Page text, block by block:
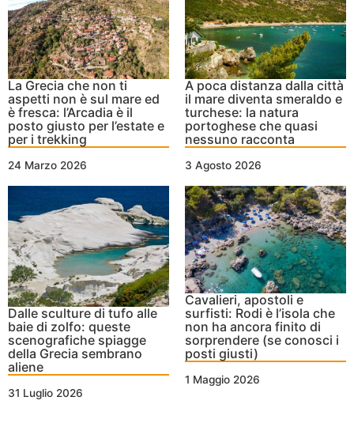
La Grecia che non ti
aspetti non è sul mare ed
è fresca: l’Arcadia è il
posto giusto per l’estate e
per i trekking
24 Marzo 2026
A poca distanza dalla città
il mare diventa smeraldo e
turchese: la natura
portoghese che quasi
nessuno racconta
3 Agosto 2026
Dalle sculture di tufo alle
baie di zolfo: queste
scenografiche spiagge
della Grecia sembrano
aliene
31 Luglio 2026
Cavalieri, apostoli e
surfisti: Rodi è l’isola che
non ha ancora finito di
sorprendere (se conosci i
posti giusti)
1 Maggio 2026